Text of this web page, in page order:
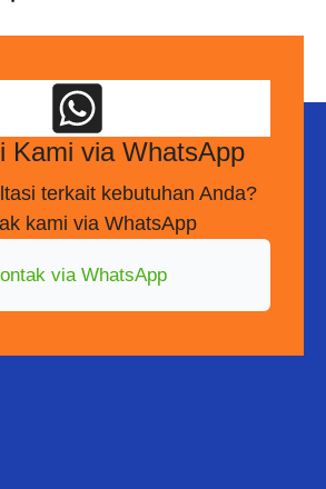
Kami via WhatsApp
terkait kebutuhan Anda?
kami via WhatsApp
via WhatsApp